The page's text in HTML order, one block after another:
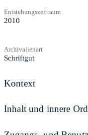
Entstehungszeitraum
2010
Archivalienart
Schriftgut
Kontext
Inhalt und innere